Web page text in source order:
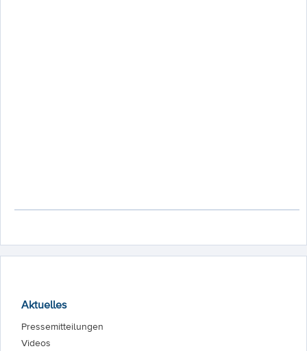
Aktuelles
Pressemitteilungen
Videos